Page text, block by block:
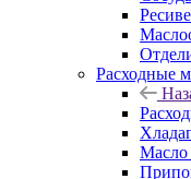
Расходные
Масло